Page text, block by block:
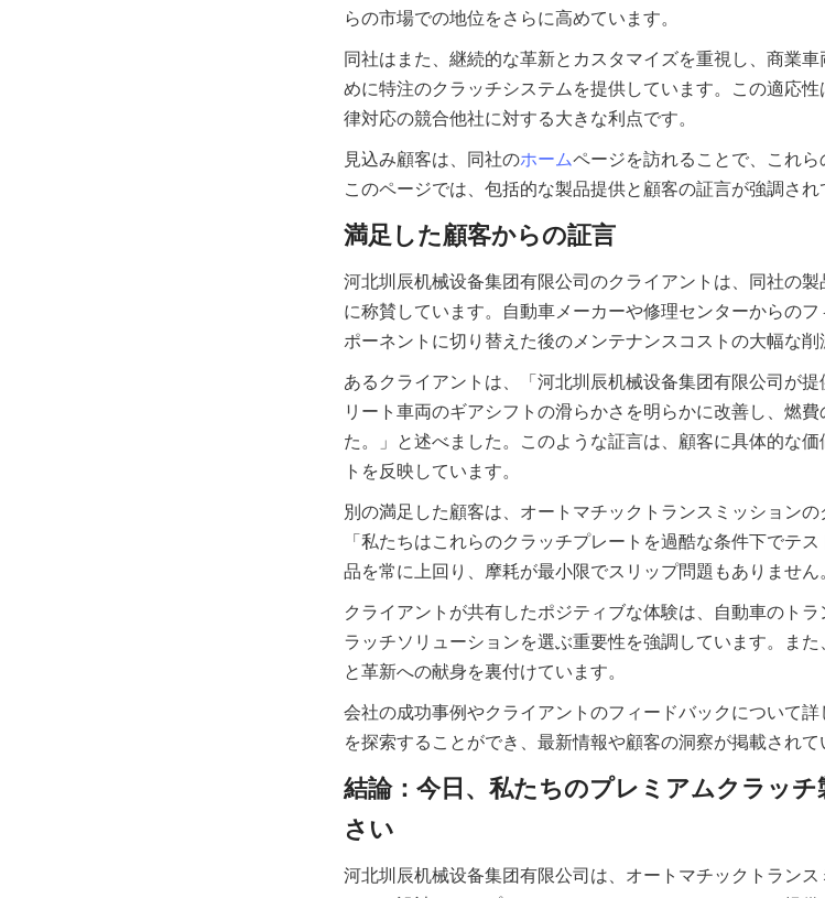
同社はまた、継続的な革新とカスタマイズを重視し、商業
めに特注のクラッチシステムを提供しています。この適応
見込み顧客は、同社のホームページを訪れることで、これら
河北圳辰机械设备集团有限公司のクライアントは、同社の
に称賛しています。自動車メーカーや修理センターからの
あるクライアントは、「河北圳辰机械设备集团有限公司が
リート車両のギアシフトの滑らかさを明らかに改善し、燃
た。」と述べました。このような証言は、顧客に具体的な
別の満足した顧客は、オートマチックトランスミッションの
「私たちはこれらのクラッチプレートを過酷な条件下でテ
クライアントが共有したポジティブな体験は、自動車のト
ラッチソリューションを選ぶ重要性を強調しています。ま
会社の成功事例やクライアントのフィードバックについて詳
結論：今日、私たちのプレミアムクラッ
河北圳辰机械设备集团有限公司は、オートマチックトラン